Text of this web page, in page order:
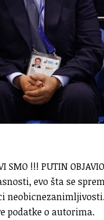
SMO !!! PUTIN
evo šta se
podatke o autorima.